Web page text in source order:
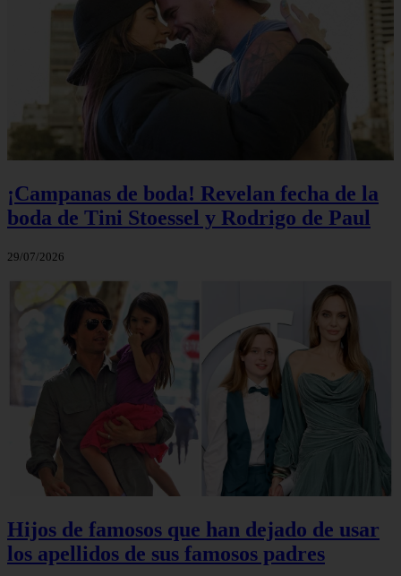
¡Campanas de boda! Revelan fecha de la
boda de Tini Stoessel y Rodrigo de Paul
29/07/2026
Hijos de famosos que han dejado de usar
los apellidos de sus famosos padres